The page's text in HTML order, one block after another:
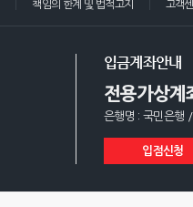
책임의 한계 및 법적고지 고객
입금계좌안내
전용가상계
은행명 : 국민은행
입점신청